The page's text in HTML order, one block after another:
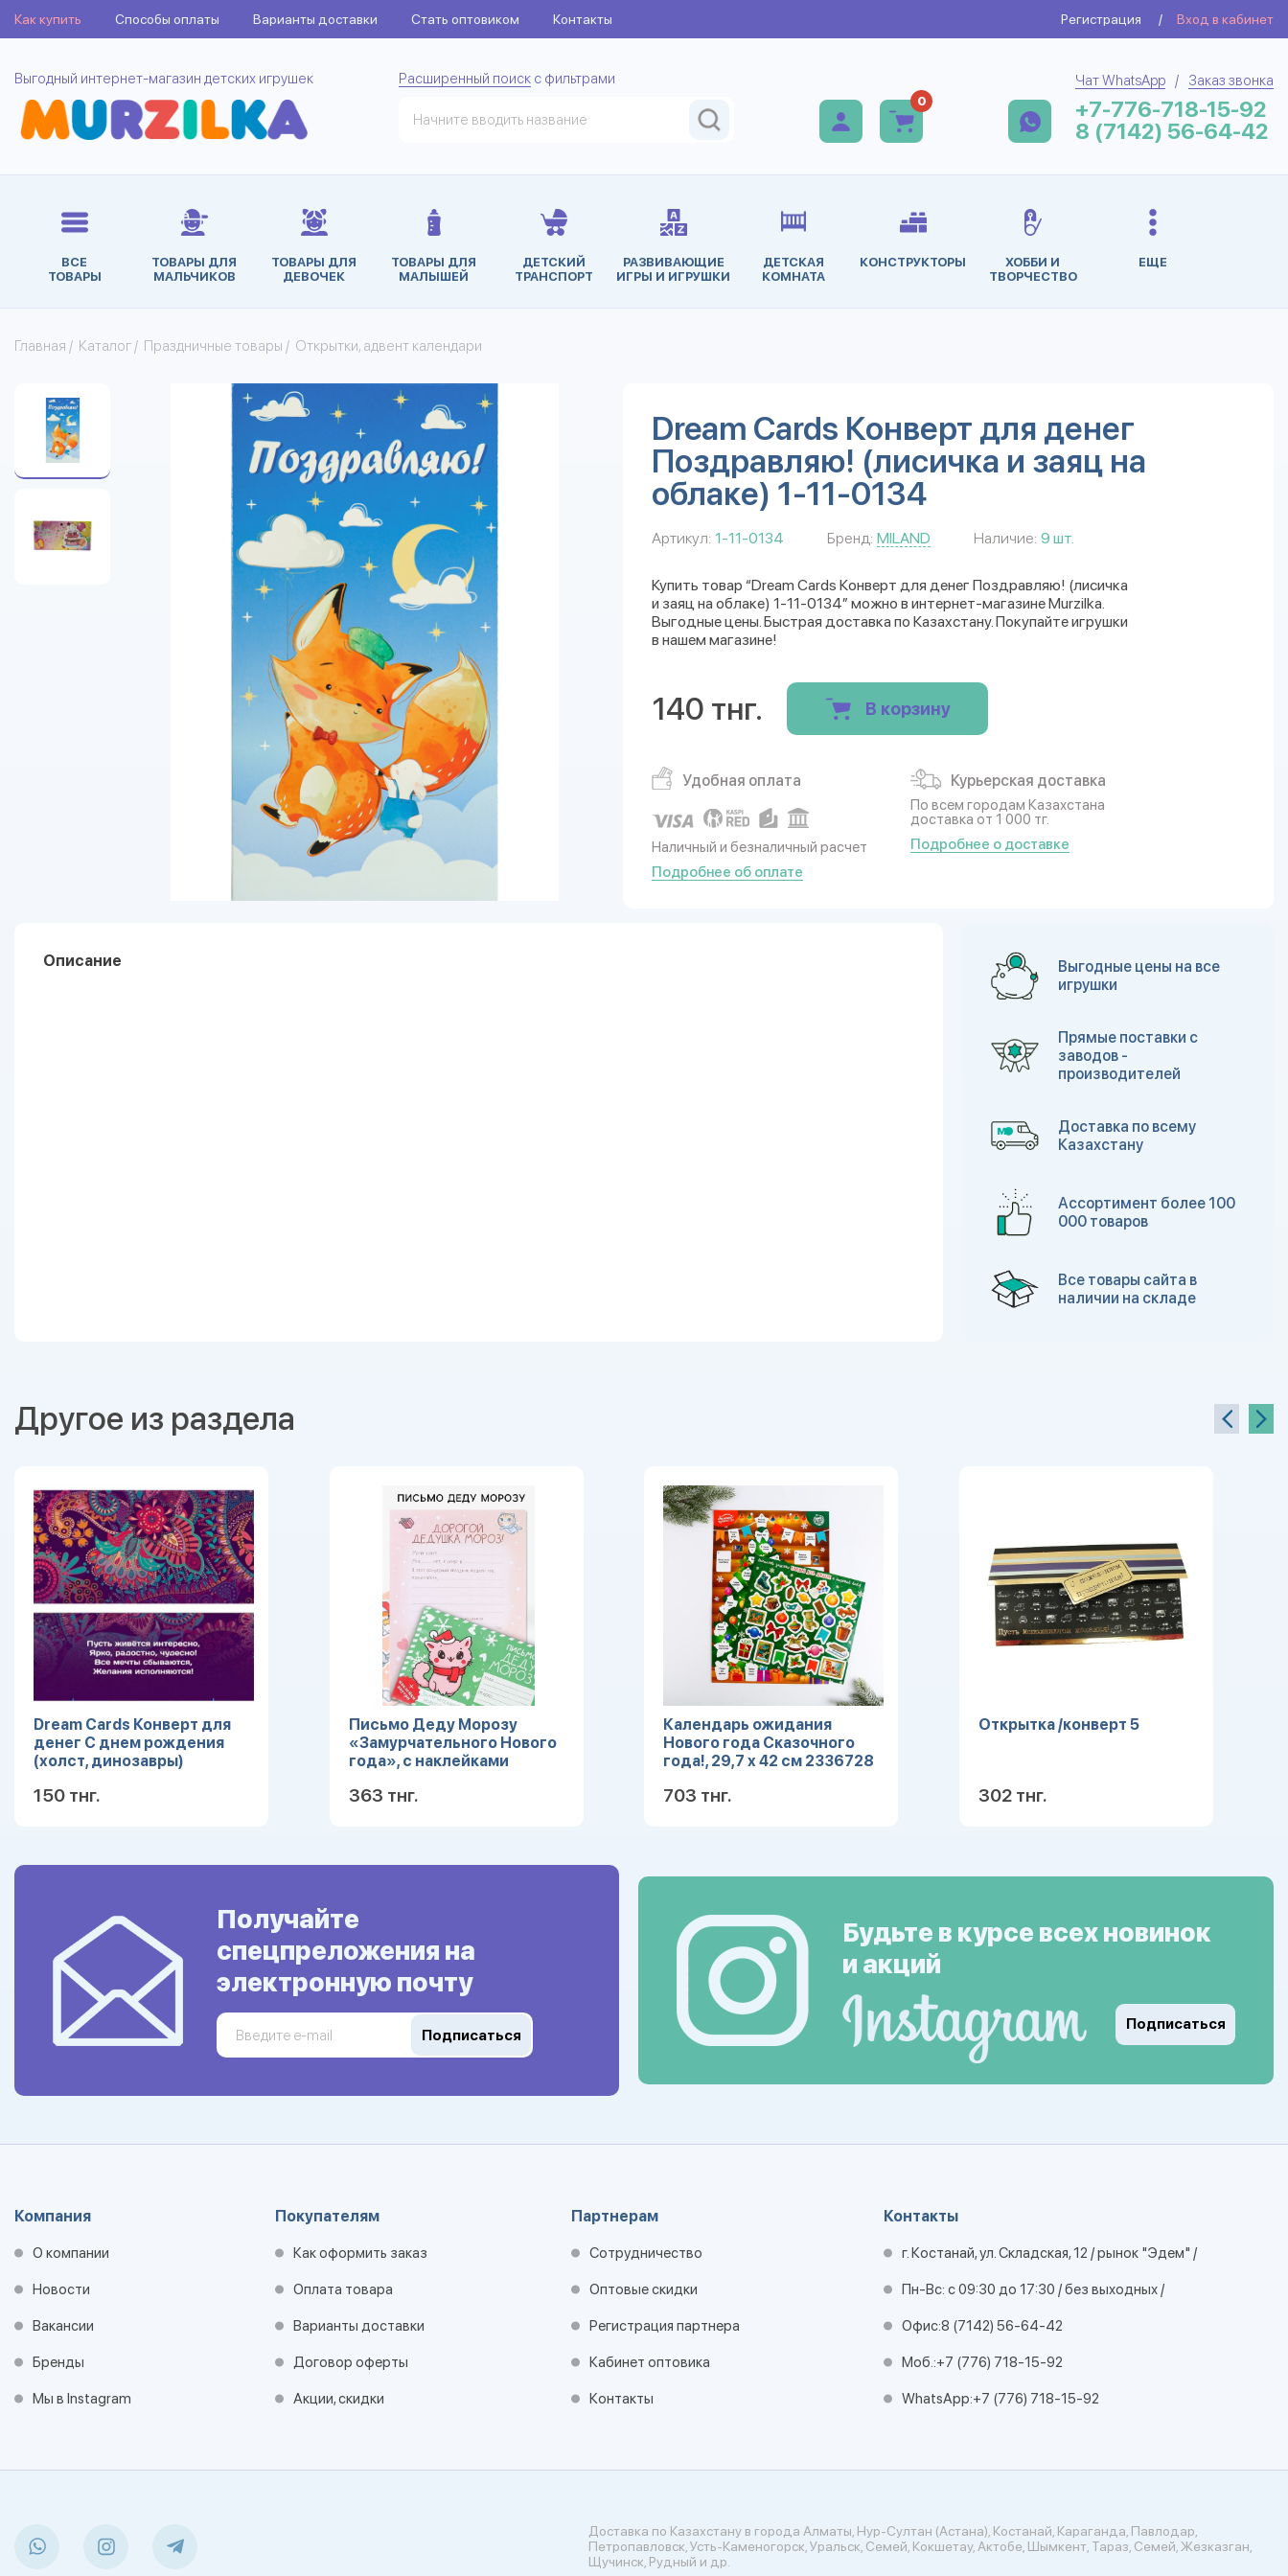
Как купить Способы оплаты Варианты доставки Стать оптовиком Контакты Регистрация / Вход в кабинет
Выгодный интернет-магазин детских игрушек Расширенный поиск с фильтрами
0
Чат WhatsApp / Заказ звонка
+7-776-718-15-92
8 (7142) 56-64-42
ВСЕ
ТОВАРЫ
ТОВАРЫ ДЛЯ
МАЛЬЧИКОВ
ТОВАРЫ ДЛЯ
ДЕВОЧЕК
ТОВАРЫ ДЛЯ
МАЛЫШЕЙ
ДЕТСКИЙ
ТРАНСПОРТ
РАЗВИВАЮЩИЕ
ИГРЫ И ИГРУШКИ
ДЕТСКАЯ
КОМНАТА
КОНСТРУКТОРЫ
ХОББИ И
ТВОРЧЕСТВО
ЕЩЕ
Главная / Каталог / Праздничные товары / Открытки, адвент календари
Dream Cards Конверт для денег
Поздравляю! (лисичка и заяц на
облаке) 1-11-0134
Артикул: 1-11-0134 Бренд: MILAND Наличие: 9 шт.
Купить товар “Dream Cards Конверт для денег Поздравляю! (лисичка
и заяц на облаке) 1-11-0134” можно в интернет-магазине Murzilka.
Выгодные цены. Быстрая доставка по Казахстану. Покупайте игрушки
в нашем магазине!
140 тнг. В корзину
Удобная оплата
Наличный и безналичный расчет
Подробнее об оплате
Курьерская доставка
По всем городам Казахстана
доставка от 1 000 тг.
Подробнее о доставке
Описание
Выгодные цены на все
игрушки
Прямые поставки с
заводов -
производителей
Доставка по всему
Казахстану
Ассортимент более 100
000 товаров
Все товары сайта в
наличии на складе
Другое из раздела
Dream Cards Конверт для
денег С днем рождения
(холст, динозавры)
150 тнг.
Письмо Деду Морозу
«Замурчательного Нового
года», с наклейками
363 тнг.
Календарь ожидания
Нового года Сказочного
года!, 29,7 х 42 см 2336728
703 тнг.
Открытка /конверт 5
302 тнг.
Получайте
спецпреложения на
электронную почту
Подписаться
Будьте в курсе всех новинок
и акций
Подписаться
Компания
О компании
Новости
Вакансии
Бренды
Мы в Instagram
Покупателям
Как оформить заказ
Оплата товара
Варианты доставки
Договор оферты
Акции, скидки
Партнерам
Сотрудничество
Оптовые скидки
Регистрация партнера
Кабинет оптовика
Контакты
Контакты
г. Костанай, ул. Складская, 12 / рынок "Эдем" /
Пн-Вс: с 09:30 до 17:30 / без выходных /
Офис:8 (7142) 56-64-42
Моб.:+7 (776) 718-15-92
WhatsApp:+7 (776) 718-15-92
Доставка по Казахстану в города Алматы, Нур-Султан (Астана), Костанай, Караганда, Павлодар,
Петропавловск, Усть-Каменогорск, Уральск, Семей, Кокшетау, Актобе, Шымкент, Тараз, Семей, Жезказган,
Щучинск, Рудный и др.